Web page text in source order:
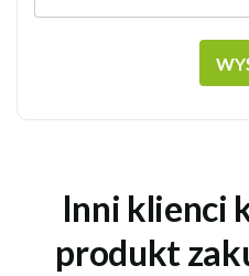
Inni klienci
produkt